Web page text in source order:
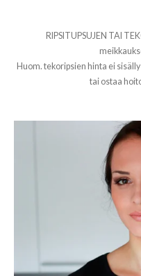
RIPSITUPSUJEN TAI
Huom. tekoripsien hinta ei
tai ostaa